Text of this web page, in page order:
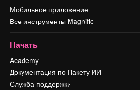
Мобильное приложение
Все инструменты Magnific
Начать
Academy
Документация по Пакету ИИ
Служба поддержки